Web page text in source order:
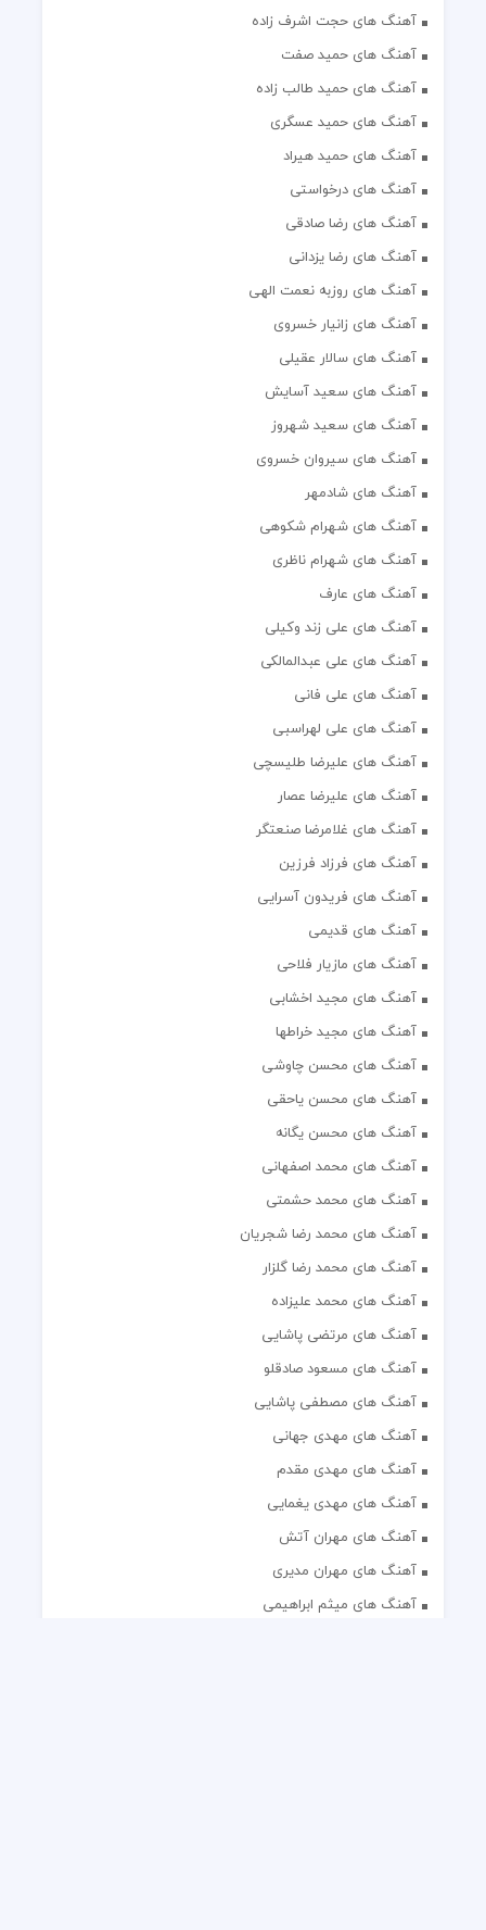
آهنگ های حجت اشرف زاده
آهنگ های حمید صفت
آهنگ های حمید طالب زاده
آهنگ های حمید عسگری
آهنگ های حمید هیراد
آهنگ های درخواستی
آهنگ های رضا صادقی
آهنگ های رضا یزدانی
آهنگ های روزبه نعمت الهی
آهنگ های زانیار خسروی
آهنگ های سالار عقیلی
آهنگ های سعید آسایش
آهنگ های سعید شهروز
آهنگ های سیروان خسروی
آهنگ های شادمهر
آهنگ های شهرام شکوهی
آهنگ های شهرام ناظری
آهنگ های عارف
آهنگ های علی زند وکیلی
آهنگ های علی عبدالمالکی
آهنگ های علی فانی
آهنگ های علی لهراسبی
آهنگ های علیرضا طلیسچی
آهنگ های علیرضا عصار
آهنگ های غلامرضا صنعتگر
آهنگ های فرزاد فرزین
آهنگ های فریدون آسرایی
آهنگ های قدیمی
آهنگ های مازیار فلاحی
آهنگ های مجید اخشابی
آهنگ های مجید خراطها
آهنگ های محسن چاوشی
آهنگ های محسن یاحقی
آهنگ های محسن یگانه
آهنگ های محمد اصفهانی
آهنگ های محمد حشمتی
آهنگ های محمد رضا شجریان
آهنگ های محمد رضا گلزار
آهنگ های محمد علیزاده
آهنگ های مرتضی پاشایی
آهنگ های مسعود صادقلو
آهنگ های مصطفی پاشایی
آهنگ های مهدی جهانی
آهنگ های مهدی مقدم
آهنگ های مهدی یغمایی
آهنگ های مهران آتش
آهنگ های مهران مدیری
آهنگ های میثم ابراهیمی